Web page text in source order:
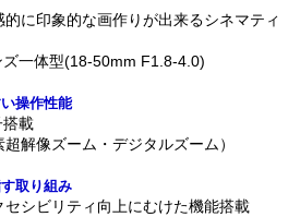
に印象的な画作りが出来るシネマティ
一体型(18-50mm F1.8-4.0)
操作性能
搭載
解像ズーム・デジタルズーム）
取り組み
シビリティ向上にむけた機能搭載